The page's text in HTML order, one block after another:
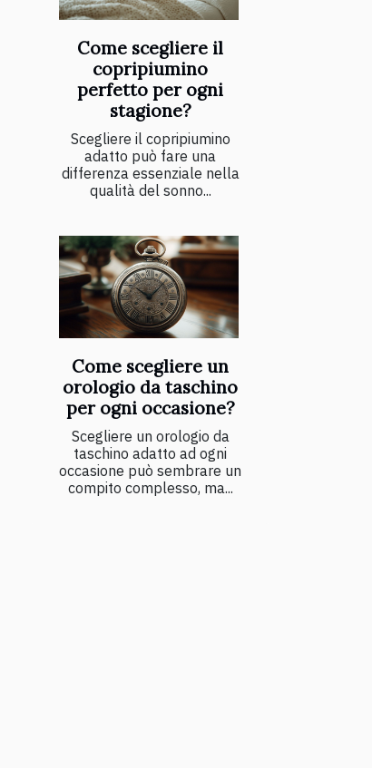
Come scegliere il
copripiumino
perfetto per ogni
stagione?
Scegliere il copripiumino
adatto può fare una
differenza essenziale nella
qualità del sonno...
Come scegliere un
orologio da taschino
per ogni occasione?
Scegliere un orologio da
taschino adatto ad ogni
occasione può sembrare un
compito complesso, ma...